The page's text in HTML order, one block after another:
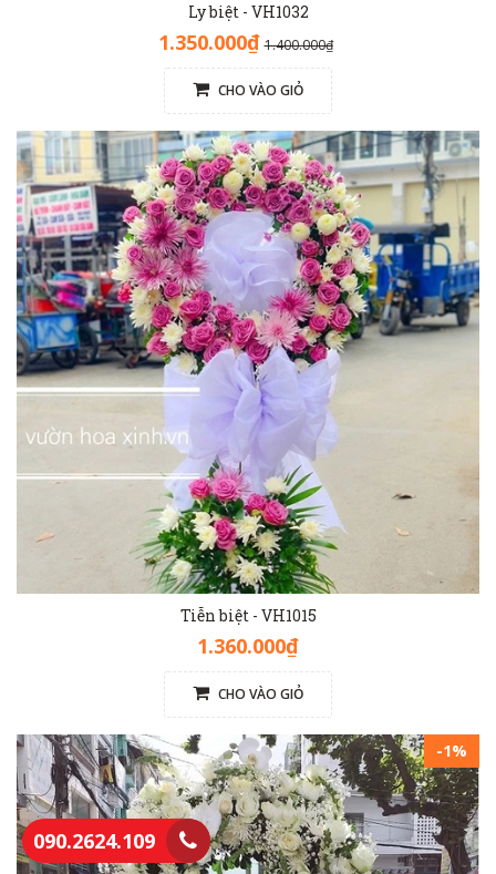
Ly biệt - VH1032
1.350.000₫ 1.400.000₫
CHO VÀO GIỎ
Tiễn biệt - VH1015
1.360.000₫
CHO VÀO GIỎ
-1%
090.2624.109